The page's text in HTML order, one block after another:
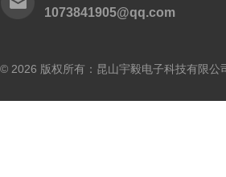
1073841905@qq.com
© 2026 版权所有：昆山宇毅电子科技有限公